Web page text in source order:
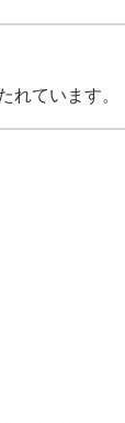
れています。